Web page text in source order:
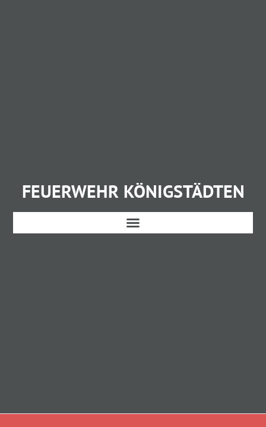
FEUERWEHR KÖNIGSTÄDTEN